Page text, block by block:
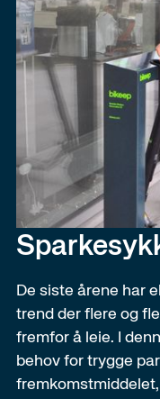
De siste årene har
trend der flere og
fremfor å leie. I
behov for trygge